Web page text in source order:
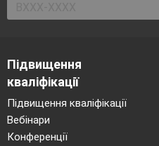
Підвищення
кваліфікації
Підвищення кваліфікації
Вебінари
Конференції